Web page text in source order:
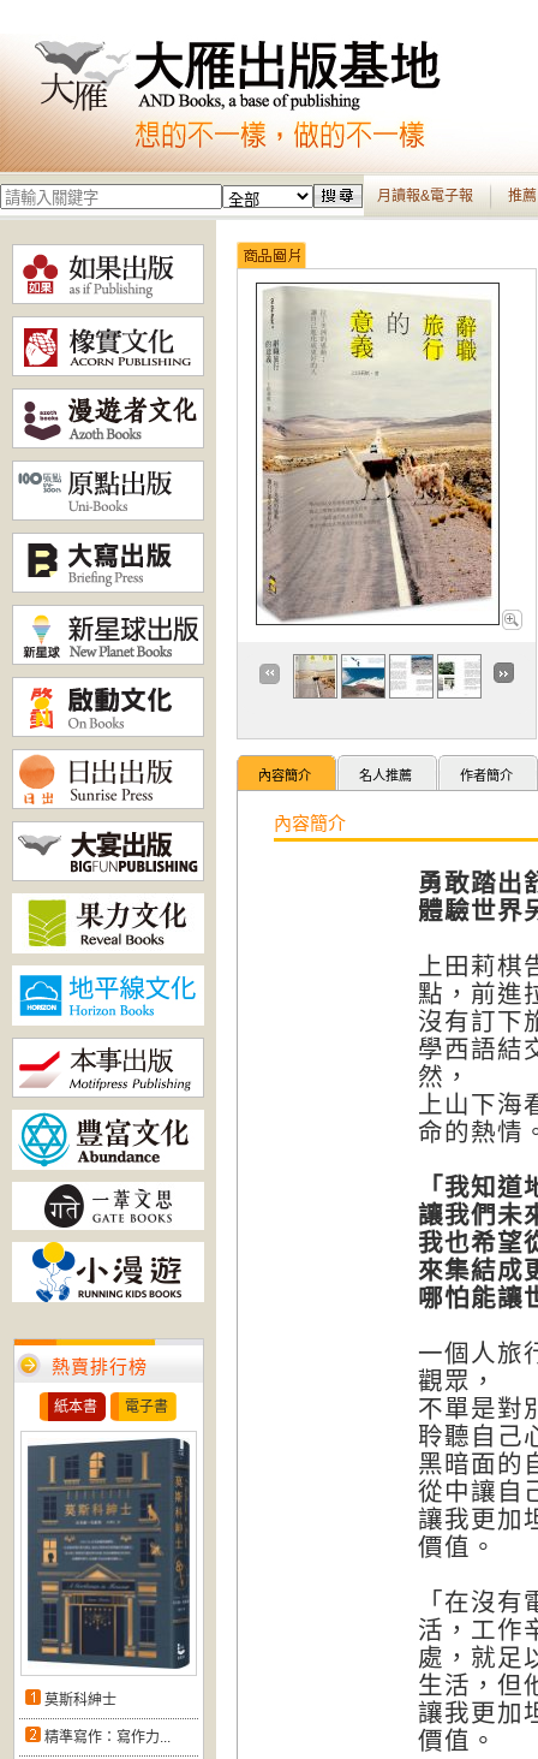
月讀報&電子報 推
熱賣排行榜
紙本書 電子書
莫斯科紳士
精準寫作：寫作力...
內容簡介 名人推薦 作者簡介
內容簡介
勇敢踏出
體驗世界
上田莉
點，前進
沒有訂下
學西語結
然，
上山下
命的熱情
「我知
讓我們未
我也希望
來集結成
哪怕能讓
一個人旅
觀眾，
不單是對
聆聽自己
黑暗面的
從中讓自
讓我更加
價值。
「在沒
活，工作
處，就足
生活，但
讓我更加
價值。